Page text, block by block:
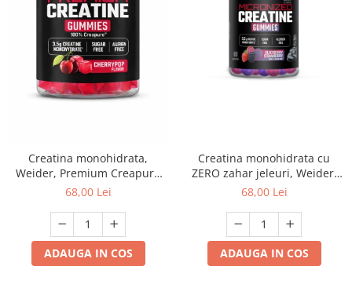
Creatina monohidrata,
Weider, Premium Creapure
Creatine Gummies, Cherry
68,00 Lei
ADAUGA IN COS
Creatina monohidrata cu
ZERO zahar jeleuri, Weider,
Micronized 200 Mesh
Strawberry, 60 de jeleuri
68,00 Lei
ADAUGA IN COS